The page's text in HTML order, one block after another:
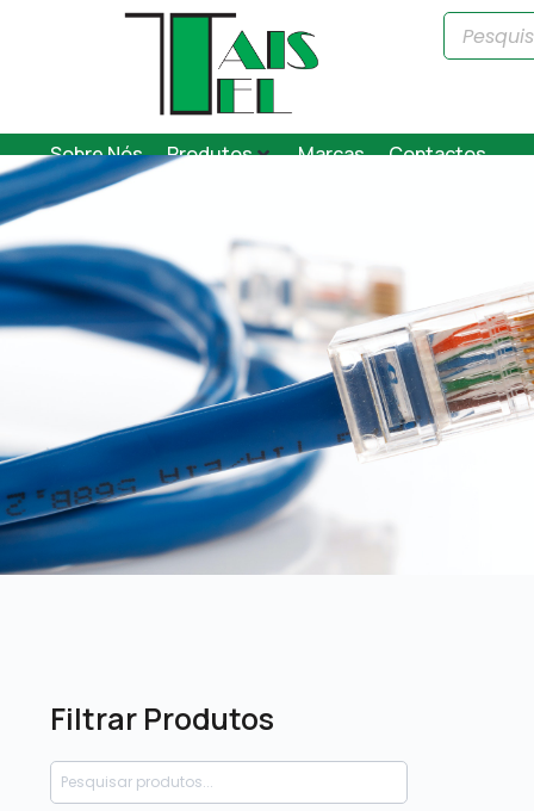
Sobre Nós Produtos Marcas Contactos
Filtrar Produtos